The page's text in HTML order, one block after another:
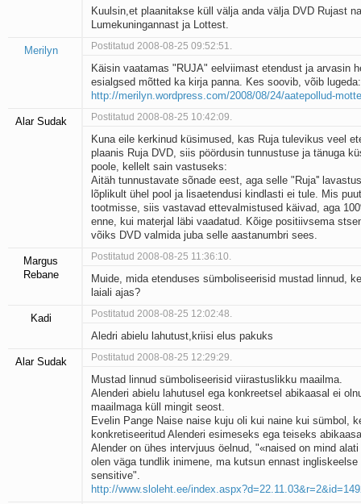
Kuulsin,et plaanitakse küll välja anda välja DVD Rujast
Lumekuningannast ja Lottest.
Merilyn Postitatud 2008-08-25 09:52:51.
Käisin vaatamas "RUJA" eelviimast etendust ja arvasin
esialgsed mõtted ka kirja panna. Kes soovib, võib lugeda:
http://merilyn.wordpress.com/2008/08/24/aatepollud-
Alar Sudak Postitatud 2008-08-25 10:42:09.
Kuna eile kerkinud küsimused, kas Ruja tulevikus veel
plaanis Ruja DVD, siis pöördusin tunnustuse ja tänuga
poole, kellelt sain vastuseks:
Aitäh tunnustavate sõnade eest, aga selle "Ruja''
lõplikult ühel pool ja lisaetendusi kindlasti ei tule. Mis
tootmisse, siis vastavad ettevalmistused käivad, aga
enne, kui materjal läbi vaadatud. Kõige positiivsema
võiks DVD valmida juba selle aastanumbri sees.
Margus
Rebane
Postitatud 2008-08-25 11:36:10.
Muide, mida etenduses sümboliseerisid mustad linnud,
laiali ajas?
Kadi Postitatud 2008-08-25 12:02:48.
Aledri abielu lahutust,kriisi elus pakuks
Alar Sudak Postitatud 2008-08-25 12:29:29.
Mustad linnud sümboliseerisid viirastuslikku maailma.
Alenderi abielu lahutusel ega konkreetsel abikaasal ei
maailmaga küll mingit seost.
Evelin Pange Naise naise kuju oli kui naine kui sümbol,
konkretiseeritud Alenderi esimeseks ega teiseks
Alender on ühes intervjuus öelnud, "«naised on mind
olen väga tundlik inimene, ma kutsun ennast ingliskeelse
sensitive".
http://www.sloleht.ee/